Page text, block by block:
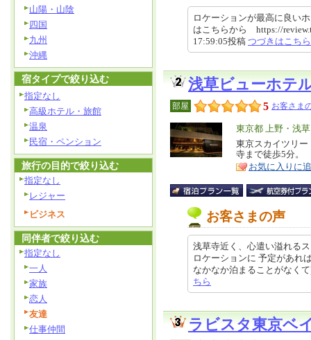
ロケーションが最高に良い
はこちらから https://
17:59:05投稿 つづきはこちら
浅草ビューホテ
部屋 5 お客さま
エ
リ
ア
東京都 上野・浅
特
徴
東京スカイツリ
寺まで徒歩5分。
お気に入りに
お客さまの声
浅草寺近く、心遣い溢れる
ロケーションに 予定があれ
なかなか泊まることがなく
ちら
ラビスタ東京ベ
山陽・山陰
四国
九州
沖縄
宿タイプで絞り込む
指定なし
高級ホテル・旅館
温泉
民宿・ペンション
旅行の目的で絞り込む
指定なし
レジャー
ビジネス
同伴者で絞り込む
指定なし
一人
家族
恋人
友達
仕事仲間